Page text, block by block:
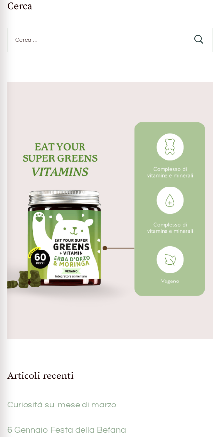
Cerca
per:
Articoli recenti
Curiosità sul mese di marzo
6 Gennaio Festa della Befana